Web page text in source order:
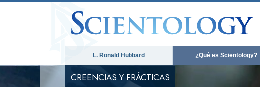
L. Ronald Hubbard ¿Qué es Scientology?
CREENCIAS Y PRÁCTICAS